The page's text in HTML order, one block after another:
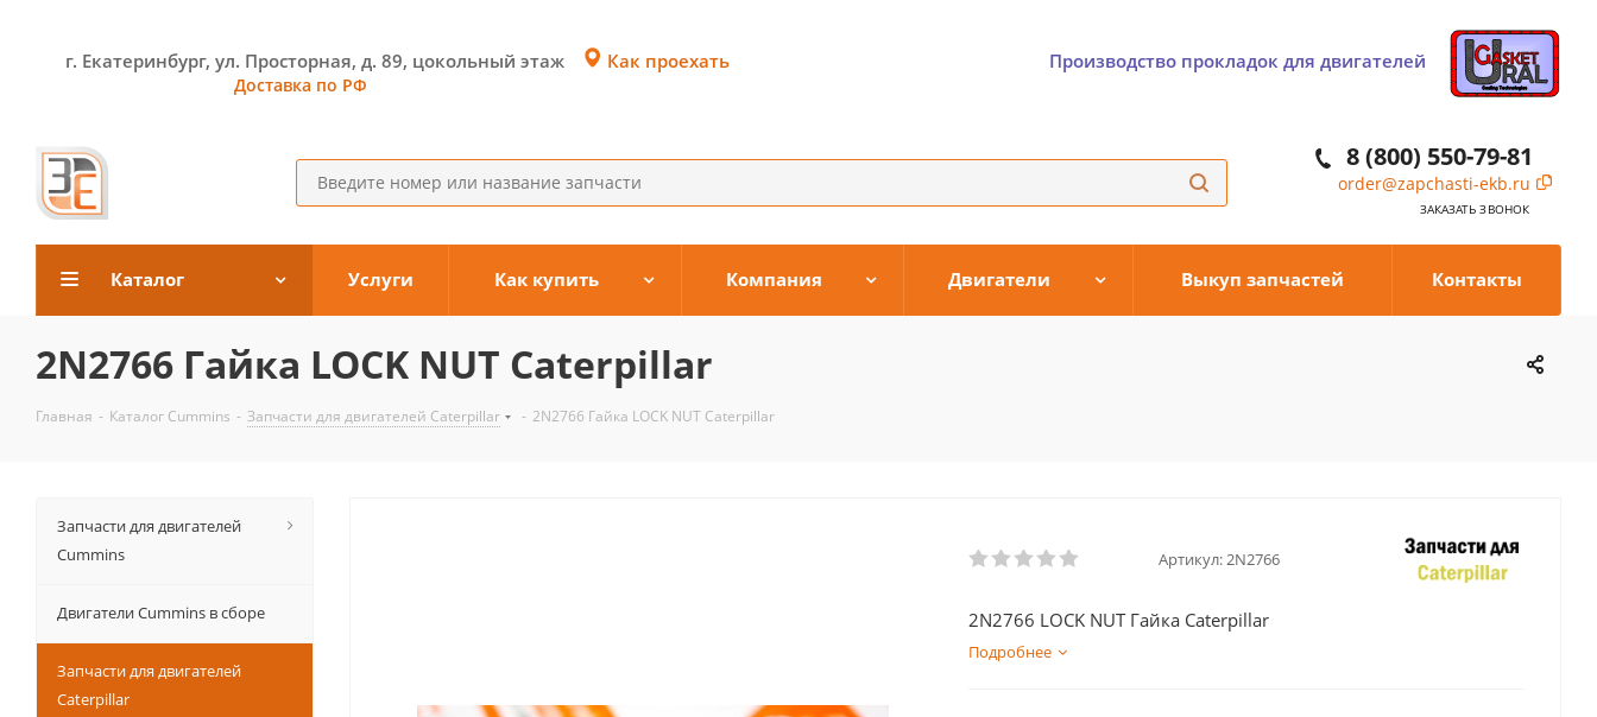
г. Екатеринбург, ул. Просторная, д. 89, цокольный этаж
Доставка по РФ
Как проехать Производство прокладок для двигателей
8 (800) 550-79-81
order@zapchasti-ekb.ru
ЗАКАЗАТЬ ЗВОНОК
Каталог Услуги Как купить Компания Двигатели Выкуп запчастей Контакты
2N2766 Гайка LOCK NUT Caterpillar
Главная - Каталог Cummins - Запчасти для двигателей Caterpillar - 2N2766 Гайка LOCK NUT Caterpillar
Артикул:2N2766
2N2766 LOCK NUT Гайка Caterpillar
Подробнее
Запчасти для двигателей
Cummins
Двигатели Cummins в сборе
Запчасти для двигателей
Caterpillar